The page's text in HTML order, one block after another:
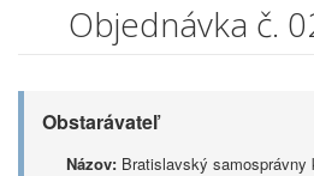
Objednávka č.
Obstarávateľ
Názov: Bratislavský samosprávny